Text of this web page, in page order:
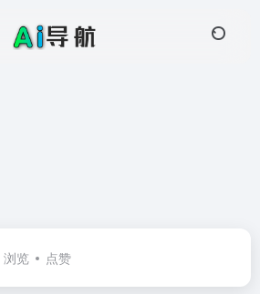
浏览 点赞